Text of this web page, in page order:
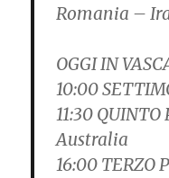
Romania –
OGGI IN
10:00
11:30
Australia
16:00 TERZO